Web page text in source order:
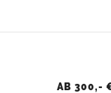
AB 300,-